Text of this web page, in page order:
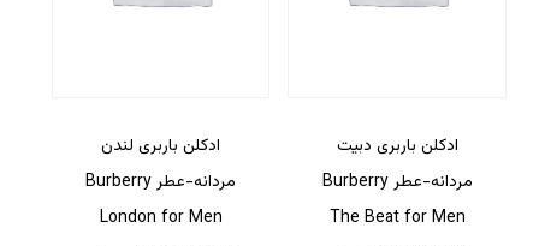
ادکلن باربری دبیت
مردانه-عطر Burberry
The Beat for Men
ادکلن باربری لندن
مردانه-عطر Burberry
London for Men